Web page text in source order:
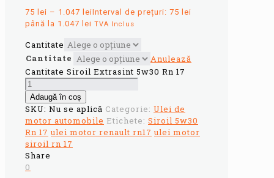
75 lei – 1.047 leiInterval de prețuri: 75 lei
până la 1.047 lei TVA Inclus
Cantitate
Cantitate
Anulează
Cantitate Siroil Extrasint 5w30 Rn 17
Adaugă în coș
SKU: Nu se aplică Categorie: Ulei de
motor automobile Etichete: Siroil 5w30
Rn 17 ulei motor renault rn17 ulei motor
siroil rn 17
Share
0